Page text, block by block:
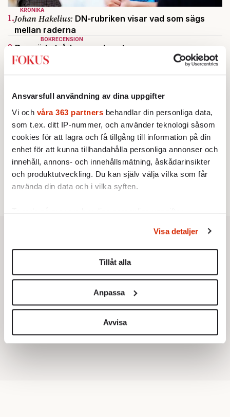
Ansvarsfull användning av dina uppgifter
Vi och våra 363 partners behandlar din personliga data,
som t.ex. ditt IP-nummer, och använder teknologi såsom
cookies för att lagra och få tillgång till information på din
enhet för att kunna tillhandahålla personliga annonser och
innehåll, annons- och innehållsmätning, åskådarinsikter
och produktutveckling. Du kan själv välja vilka som får
använda din data och i vilka syften.
Ta reda på mer om hur dina personliga uppgifter
Du kan ändra eller dra tillbaka ditt samtycke när som
helst från cookie-förklaringen.
Vi använder enhetsidentifierare för att anpassa innehållet
för sociala medier och analysera vår trafik. Vi
vidarebefordrar även sådana identifierare och annan
information från din enhet till de sociala medier och
annons- och analysföretag som vi samarbetar med.
Visa detaljer
Tillåt alla
Anpassa
Avvisa
KRÖNIKA
1.Johan Hakelius: DN-rubriken visar vad som sägs
mellan raderna
BOKRECENSION
2. Den röda tråden som brast
Av: Gustaf Lewander
INRIKES
3.Vattenbristen är här – men var femte liter läcker
Av: Susanne Gäre
4.Nina Lekander:På ”Kommunisthögskolan” drömde
alla om att vara arbetarklass
5.Frans Wachtmeister:Ja, AC är ett hot mot den
franska civilisationen
STICKET
6.Bitte Assarmo: Sagan om den lågbegåvade
ursprungsbefolkningen i Filipstad